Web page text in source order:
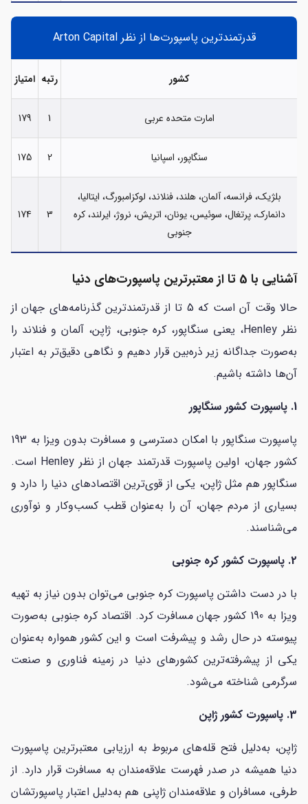
قدرتمندترین پاسپورت‌ها از نظر Arton Capital
کشور رتبه امتیاز
امارت متحده عربی 1
179
سنگاپور، اسپانیا 2
175
بلژیک، فرانسه، آلمان، هلند، فنلاند، لوکزامبورگ، ایتالیا،
دانمارک، پرتغال، سوئیس، یونان، اتریش، نروژ، ایرلند، کره
جنوبی
3
174
آشنایی با 5 تا از معتبرترین پاسپورت‌های دنیا
حالا وقت آن است که 5 تا از قدرتمندترین گذرنامه‌های جهان از
نظر Henley، یعنی سنگاپور، کره جنوبی، ژاپن، آلمان و فنلاند را
به‌صورت جداگانه زیر ذره‌بین قرار دهیم و نگاهی دقیق‌تر به اعتبار
آن‌ها داشته باشیم.
1. پاسپورت کشور سنگاپور
پاسپورت سنگاپور با امکان دسترسی و مسافرت بدون ویزا به 193
کشور جهان، اولین پاسپورت قدرتمند جهان از نظر Henley است.
سنگاپور هم مثل ژاپن، یکی از قوی‌ترین اقتصادهای دنیا را دارد و
بسیاری از مردم جهان، آن را به‌عنوان قطب کسب‌وکار و نوآوری
می‌شناسند.
2. پاسپورت کشور کره جنوبی
با در دست داشتن پاسپورت کره جنوبی می‌توان بدون نیاز به تهیه
ویزا به 190 کشور جهان مسافرت کرد. اقتصاد کره جنوبی به‌صورت
پیوسته در حال رشد و پیشرفت است و این کشور همواره به‌عنوان
یکی از پیشرفته‌ترین کشورهای دنیا در زمینه فناوری و صنعت
سرگرمی شناخته می‌شود.
3. پاسپورت کشور ژاپن
ژاپن، به‌دلیل فتح قله‌های مربوط به ارزیابی معتبرترین پاسپورت
دنیا همیشه در صدر فهرست علاقه‌مندان به مسافرت قرار دارد. از
طرفی، مسافران و علاقه‌مندان ژاپنی هم به‌دلیل اعتبار پاسپورتشان